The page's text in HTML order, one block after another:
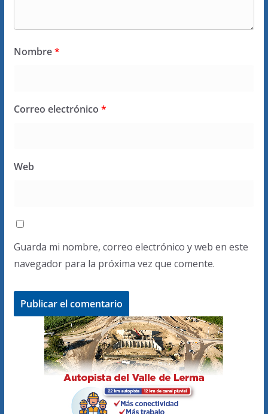
Nombre*
Correo electrónico *
Web
Guarda mi nombre, correo electrónico y web en este
navegador para la próxima vez que comente.